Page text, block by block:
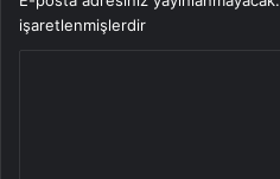
işaretlenmişlerdir